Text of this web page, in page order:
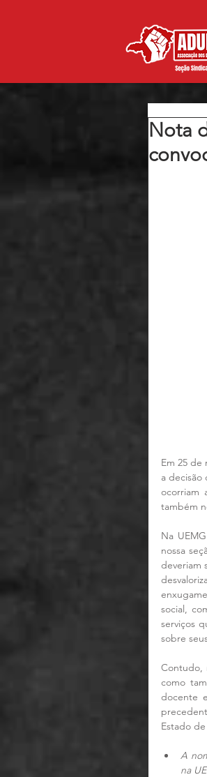
Nota
Em 25 de
a decisão
ocorriam
também
Na
nossa
deveriam
social,
serviços
sobre
Contudo,
como
docente
Estado
A
na